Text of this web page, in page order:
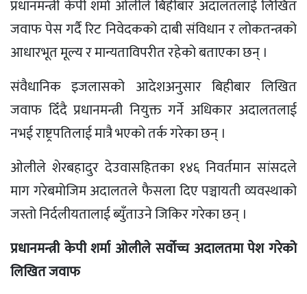
प्रधानमन्त्री केपी शर्मा ओलीले बिहीबार अदालतलाई लिखित
जवाफ पेस गर्दै रिट निवेदकको दाबी संविधान र लोकतन्त्रको
आधारभूत मूल्य र मान्यताविपरीत रहेको बताएका छन् ।
संवैधानिक इजलासको आदेशअनुसार बिहीबार लिखित
जवाफ दिँदै प्रधानमन्त्री नियुक्त गर्ने अधिकार अदालतलाई
नभई राष्ट्रपतिलाई मात्रै भएको तर्क गरेका छन् ।
ओलीले शेरबहादुर देउवासहितका १४६ निवर्तमान सांसदले
माग गरेबमोजिम अदालतले फैसला दिए पञ्चायती व्यवस्थाको
जस्तो निर्दलीयतालाई ब्युँताउने जिकिर गरेका छन् ।
प्रधानमन्त्री केपी शर्मा ओलीले सर्वोच्च अदालतमा पेश गरेको
लिखित जवाफ